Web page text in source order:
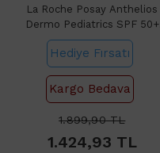
La Roche Posay Anthelios
Dermo Pediatrics SPF 50+
Çocuklar İçin Güneş Losyonu
250ml
Hediye Fırsatı
Kargo Bedava
1.899,90TL
1.424,93 TL